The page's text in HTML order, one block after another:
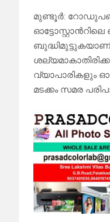
മുണ്ടൂർ:
വ്യാപാരികളും
മടക്കം സമര